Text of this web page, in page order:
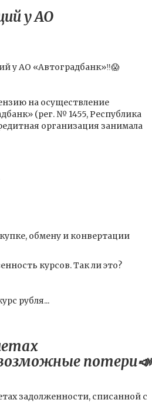
у АО
у АО «Автоградбанк»‼️😱
на осуществление
(рег. № 1455, Республика
организация занимала
обмену и конвертации
курсов. Так ли это?
рубля...
возможные потери📣
задолженности, списанной с